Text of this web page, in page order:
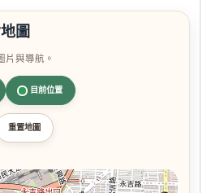
圖
片與導航。
目前位置
重置地圖